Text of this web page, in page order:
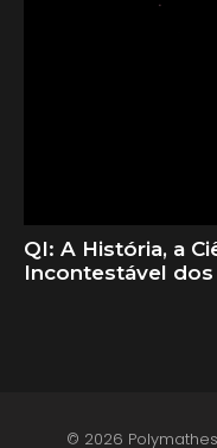
QI: A História, a
Incontestável
© 2026